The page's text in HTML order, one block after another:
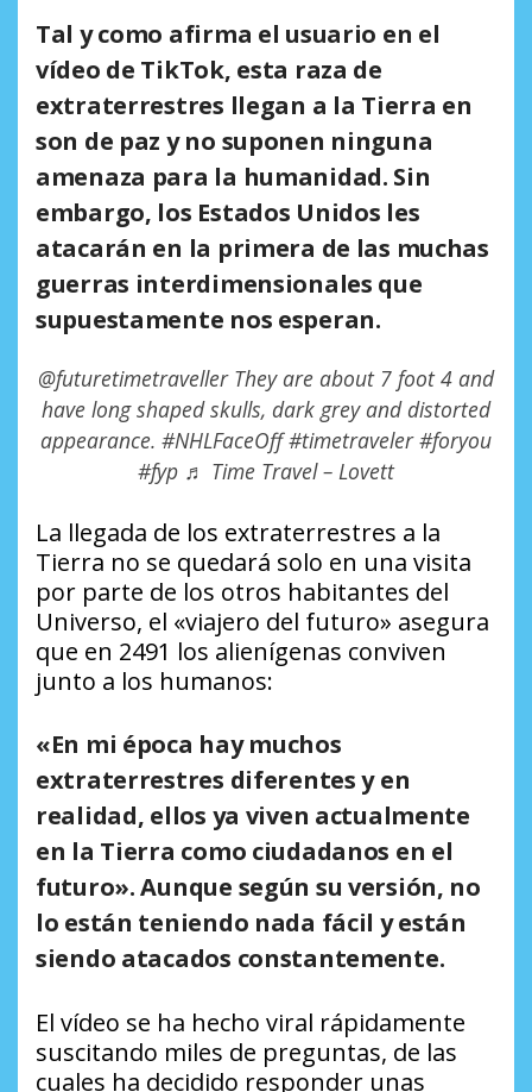
Tal y como afirma el usuario en el
vídeo de TikTok, esta raza de
extraterrestres llegan a la Tierra en
son de paz y no suponen ninguna
amenaza para la humanidad. Sin
embargo, los Estados Unidos les
atacarán en la primera de las muchas
guerras interdimensionales que
supuestamente nos esperan.
@futuretimetravellerThey are about 7 foot 4 and
have long shaped skulls, dark grey and distorted
appearance. #NHLFaceOff #timetraveler #foryou
#fyp ♬ Time Travel – Lovett
La llegada de los extraterrestres a la
Tierra no se quedará solo en una visita
por parte de los otros habitantes del
Universo, el «viajero del futuro» asegura
que en 2491 los alienígenas conviven
junto a los humanos:
«En mi época hay muchos
extraterrestres diferentes y en
realidad, ellos ya viven actualmente
en la Tierra como ciudadanos en el
futuro». Aunque según su versión, no
lo están teniendo nada fácil y están
siendo atacados constantemente.
El vídeo se ha hecho viral rápidamente
suscitando miles de preguntas, de las
cuales ha decidido responder unas